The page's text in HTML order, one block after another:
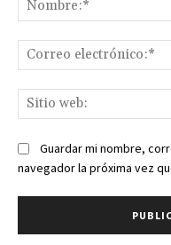
Guardar mi nombre,
navegador la próxima vez